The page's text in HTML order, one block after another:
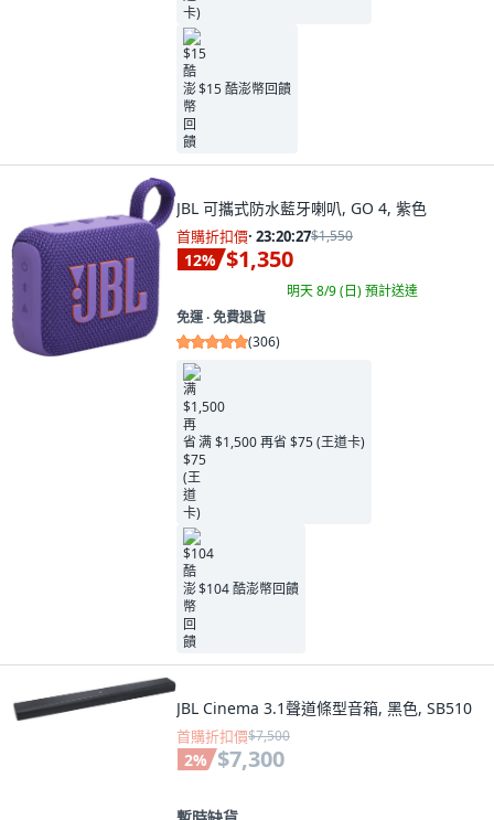
$15 酷澎幣回饋
JBL 可攜式防水藍牙喇叭, GO 4, 紫色
首購折扣價· 23:20:26$1,550
12% $1,350
明天 8/9 (日)預計送達
免運 ∙ 免費退貨
(306)
满 $1,500 再省 $75 (王道卡)
$104 酷澎幣回饋
JBL Cinema 3.1聲道條型音箱, 黑色, SB510
首購折扣價$7,500
2% $7,300